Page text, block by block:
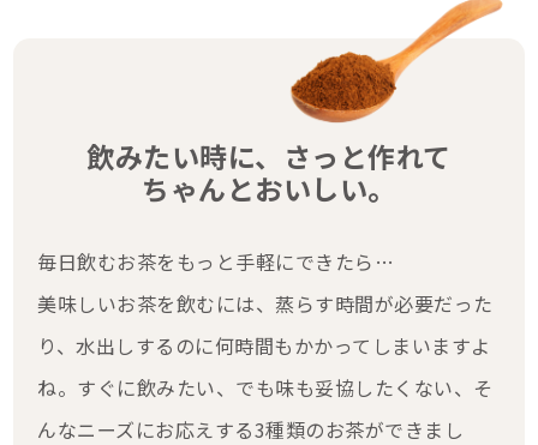
飲みたい時に、さっと作れて
ちゃんとおいしい。
毎日飲むお茶をもっと手軽にできたら…
美味しいお茶を飲むには、蒸らす時間が必要だった
り、水出しするのに何時間もかかってしまいますよ
ね。すぐに飲みたい、でも味も妥協したくない、そ
んなニーズにお応えする3種類のお茶ができまし